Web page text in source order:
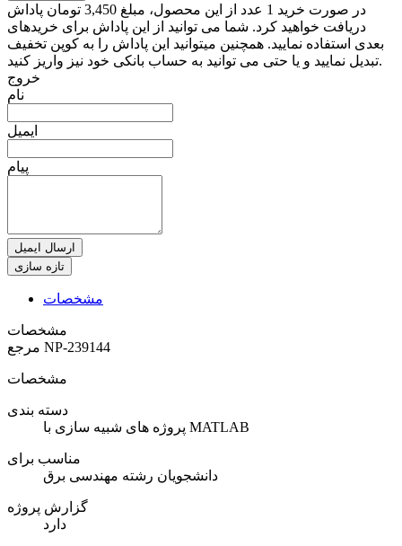
در صورت خرید 1 عدد از این محصول، مبلغ 3,450 تومان پاداش
دریافت خواهید کرد. شما می توانید از این پاداش برای خریدهای
بعدی استفاده نمایید. همچنین میتوانید این پاداش را به کوپن تخفیف
تبدیل نمایید و یا حتی می توانید به حساب بانکی خود نیز واریز کنید.
خروج
نام
ایمیل
پیام
ارسال ایمیل
مشخصات
مشخصات
NP-239144
مشخصات
دسته بندی
پروژه های شبیه سازی با MATLAB
مناسب برای
دانشجویان رشته مهندسی برق
گزارش پروژه
دارد